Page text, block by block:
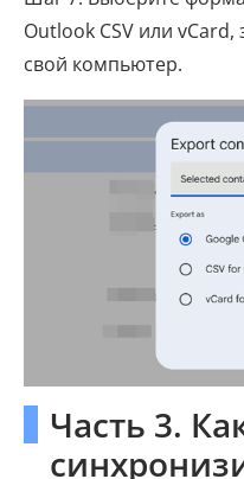
Outlook CSV или vCard,
свой компьютер.
Часть 3.